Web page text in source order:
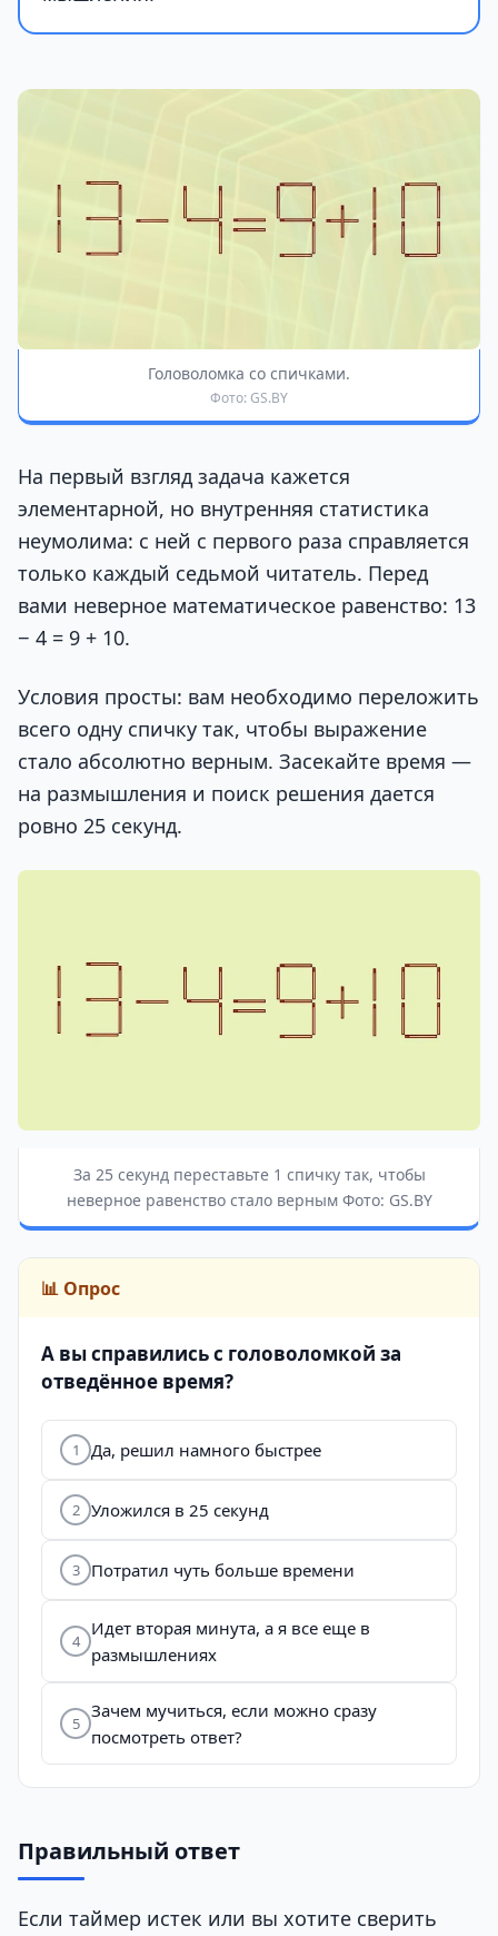
Головоломка со спичками.
Фото: GS.BY
На первый взгляд задача кажется
элементарной, но внутренняя статистика
неумолима: с ней с первого раза справляется
только каждый седьмой читатель. Перед
вами неверное математическое равенство: 13
− 4 = 9 + 10.
Условия просты: вам необходимо переложить
всего одну спичку так, чтобы выражение
стало абсолютно верным. Засекайте время —
на размышления и поиск решения дается
ровно 25 секунд.
За 25 секунд переставьте 1 спичку так, чтобы
неверное равенство стало верным Фото: GS.BY
📊 Опрос
А вы справились с головоломкой за
отведённое время?
1 Да, решил намного быстрее
2 Уложился в 25 секунд
3 Потратил чуть больше времени
4
Идет вторая минута, а я все еще в
размышлениях
5
Зачем мучиться, если можно сразу
посмотреть ответ?
Правильный ответ
Если таймер истек или вы хотите сверить